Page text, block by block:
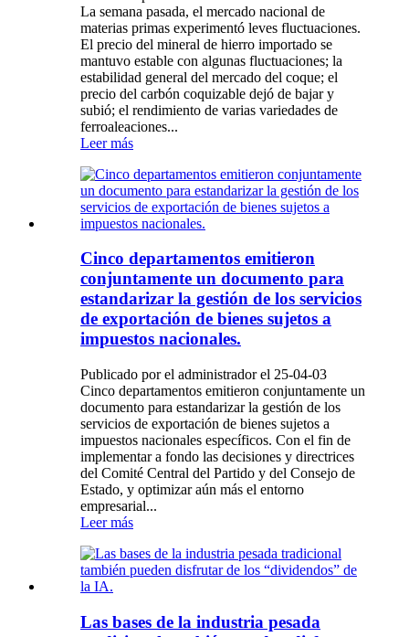
La semana pasada, el mercado nacional de
materias primas experimentó leves fluctuaciones.
El precio del mineral de hierro importado se
mantuvo estable con algunas fluctuaciones; la
estabilidad general del mercado del coque; el
precio del carbón coquizable dejó de bajar y
subió; el rendimiento de varias variedades de
ferroaleaciones...
Leer más
Cinco departamentos emitieron
conjuntamente un documento para
estandarizar la gestión de los servicios
de exportación de bienes sujetos a
impuestos nacionales.
Publicado por el administrador el 25-04-03
Cinco departamentos emitieron conjuntamente un
documento para estandarizar la gestión de los
servicios de exportación de bienes sujetos a
impuestos nacionales específicos. Con el fin de
implementar a fondo las decisiones y directrices
del Comité Central del Partido y del Consejo de
Estado, y optimizar aún más el entorno
empresarial...
Leer más
Las bases de la industria pesada